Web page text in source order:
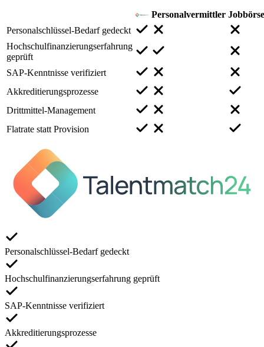
Personalvermittler
Personalschlüssel-Bedarf gedeckt
Hochschulfinanzierungserfahrung
geprüft
SAP-Kenntnisse verifiziert
Akkreditierungsprozesse
Drittmittel-Management
Flatrate statt Provision
Personalschlüssel-Bedarf gedeckt
Hochschulfinanzierungserfahrung geprüft
SAP-Kenntnisse verifiziert
Akkreditierungsprozesse